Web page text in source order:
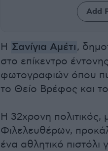
Add
Η Σανίγια Αμέτι,
στο επίκεντρο
φωτογραφιών όπου
το Θείο Βρέφος και
Η 32χρονη
Φιλελευθέρων,
ένα αθλητικό πιστόλι